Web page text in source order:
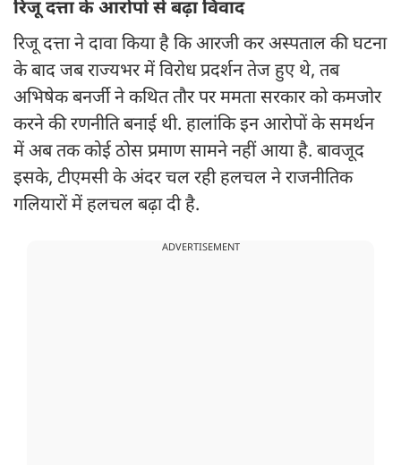
रिजू दत्ता के आरोपों से बढ़ा विवाद
रिजू दत्ता ने दावा किया है कि आरजी कर अस्पताल की घटना
के बाद जब राज्यभर में विरोध प्रदर्शन तेज हुए थे, तब
अभिषेक बनर्जी ने कथित तौर पर ममता सरकार को कमजोर
करने की रणनीति बनाई थी. हालांकि इन आरोपों के समर्थन
में अब तक कोई ठोस प्रमाण सामने नहीं आया है. बावजूद
इसके, टीएमसी के अंदर चल रही हलचल ने राजनीतिक
गलियारों में हलचल बढ़ा दी है.
ADVERTISEMENT